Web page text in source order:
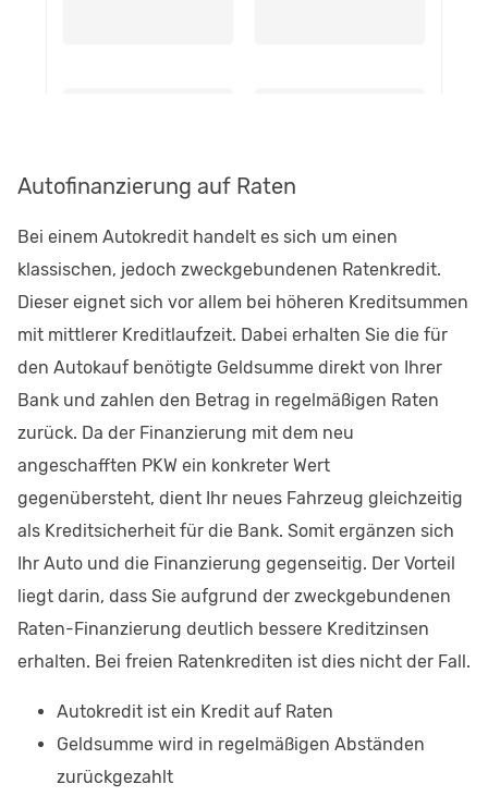
Autofinanzierung auf Raten
Bei einem Autokredit handelt es sich um einen
klassischen, jedoch zweckgebundenen Ratenkredit.
Dieser eignet sich vor allem bei höheren Kreditsummen
mit mittlerer Kreditlaufzeit. Dabei erhalten Sie die für
den Autokauf benötigte Geldsumme direkt von Ihrer
Bank und zahlen den Betrag in regelmäßigen Raten
zurück. Da der Finanzierung mit dem neu
angeschafften PKW ein konkreter Wert
gegenübersteht, dient Ihr neues Fahrzeug gleichzeitig
als Kreditsicherheit für die Bank. Somit ergänzen sich
Ihr Auto und die Finanzierung gegenseitig. Der Vorteil
liegt darin, dass Sie aufgrund der zweckgebundenen
Raten-Finanzierung deutlich bessere Kreditzinsen
erhalten. Bei freien Ratenkrediten ist dies nicht der Fall.
Autokredit ist ein Kredit auf Raten
Geldsumme wird in regelmäßigen Abständen
zurückgezahlt